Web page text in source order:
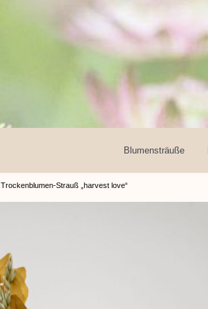
Blumensträuße
Trockenblumen-Strauß „harvest love“